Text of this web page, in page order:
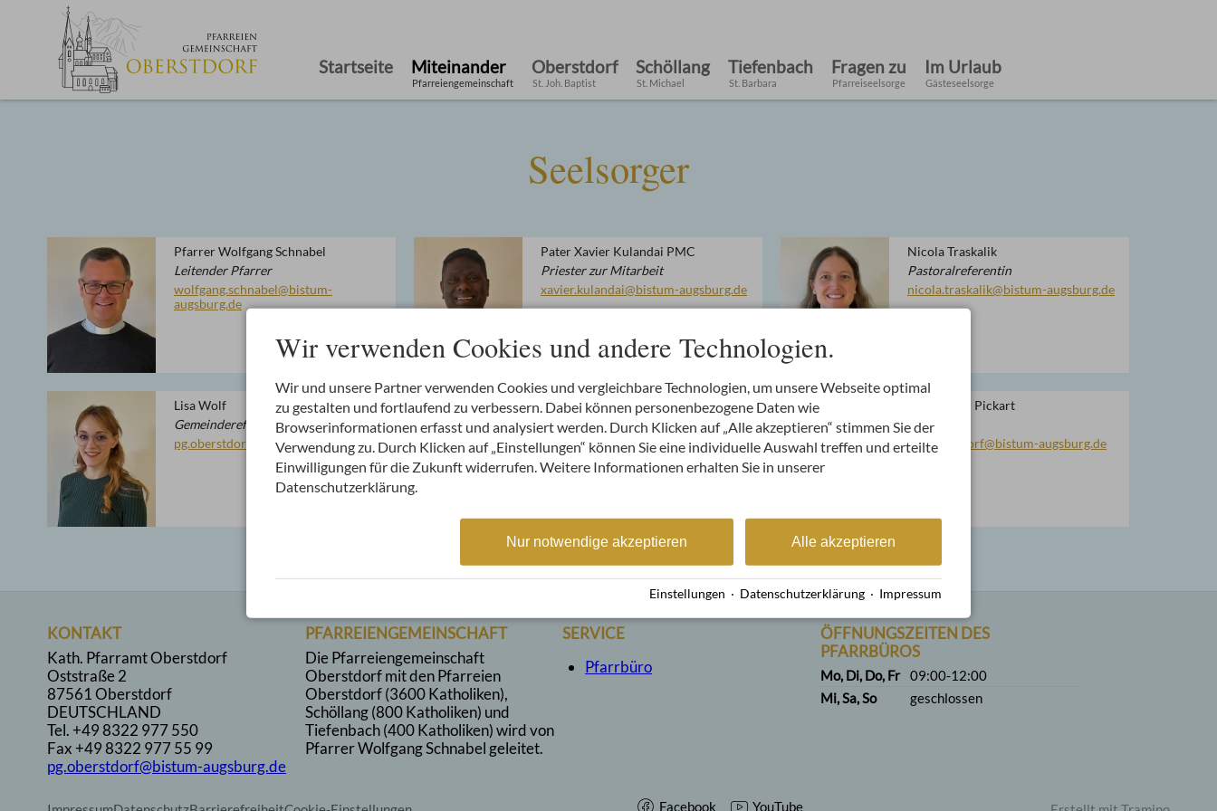
Startseite Miteinander
Pfarreiengemeinschaft
Oberstdorf
St. Joh. Baptist
Schöllang
St. Michael
Tiefenbach
St. Barbara
Fragen zu
Pfarreiseelsorge
Im Urlaub
Gästeseelsorge
Seelsorger
Pfarrer Wolfgang Schnabel
Leitender Pfarrer
wolfgang.schnabel@bistum-
augsburg.de
Pater Xavier Kulandai PMC
Priester zur Mitarbeit
xavier.kulandai@bistum-augsburg.de
Nicola Traskalik
Pastoralreferentin
nicola.traskalik@bistum-augsburg.de
Lisa Wolf
Gemeindereferentin (in Elternzeit)
pg.oberstdorf@bistum-augsburg.de
Pfarrer Bruno Koppitz
Gäste- und Kurseelsorger
bruno.koppitz@bistum-augsburg.de
Hans-Peter Pickart
Diakon i.R.
pg.oberstdorf@bistum-augsburg.de
KONTAKT
Kath. Pfarramt Oberstdorf
Oststraße 2
87561 Oberstdorf
DEUTSCHLAND
Tel.+49 8322 977 550
Fax +49 8322 977 55 99
pg.oberstdorf@bistum-augsburg.de
PFARREIENGEMEINSCHAFT
Die Pfarreiengemeinschaft
Oberstdorf mit den Pfarreien
Oberstdorf (3600 Katholiken),
Schöllang (800 Katholiken) und
Tiefenbach (400 Katholiken) wird von
Pfarrer Wolfgang Schnabel geleitet.
SERVICE
Pfarrbüro
ÖFFNUNGSZEITEN DES
PFARRBÜROS
Mo, Di, Do, Fr 09:00-12:00
Mi, Sa, So
geschlossen
Facebook YouTube
Wir verwenden Cookies und andere Technologien.
Wir und unsere Partner verwenden Cookies und vergleichbare Technologien, um unsere Webseite optimal
zu gestalten und fortlaufend zu verbessern. Dabei können personenbezogene Daten wie
Browserinformationen erfasst und analysiert werden. Durch Klicken auf „Alle akzeptieren“ stimmen Sie der
Verwendung zu. Durch Klicken auf „Einstellungen“ können Sie eine individuelle Auswahl treffen und erteilte
Einwilligungen für die Zukunft widerrufen. Weitere Informationen erhalten Sie in unserer
Datenschutzerklärung.
Alle akzeptieren
Nur notwendige akzeptieren
Einstellungen · Datenschutzerklärung · Impressum